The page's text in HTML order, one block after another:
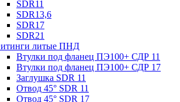
SDR11
SDR13,6
SDR17
SDR21
литые ПНД
Втулки под фланец ПЭ100+ СДР 11
Втулки под фланец ПЭ100+ СДР 17
Заглушка SDR 11
Отвод 45° SDR 11
Отвод 45° SDR 17